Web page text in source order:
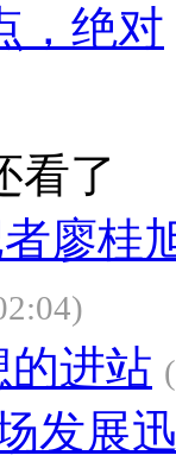
，绝对
看了
廖桂
的进站
发展